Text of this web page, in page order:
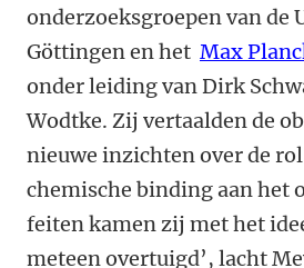
onderzoeksgroepen van de
Göttingen en het Max
onder leiding van Dirk
Wodtke. Zij vertaalden de
nieuwe inzichten over de rol
chemische binding aan het
feiten kamen zij met het
meteen overtuigd’, lacht